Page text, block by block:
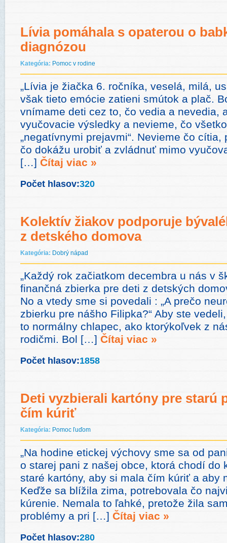
Lívia pomáhala s opaterou o
diagnózou
Kategória: Pomoc v rodine
„Lívia je žiačka 6. ročníka, veselá, milá,
však tieto emócie zatieni smútok a plač.
vnímame deti cez to, čo vedia a nevedia,
vyučovacie výsledky a nevieme, čo
„negatívnymi prejavmi“. Nevieme čo cítia,
čo dokážu urobiť a zvládnuť mimo
[…] Čítaj viac »
Počet hlasov:320
Kolektív žiakov podporuje
z detského domova
Kategória: Dobrý nápad
„Každý rok začiatkom decembra u nás v
finančná zbierka pre deti z detských
No a vtedy sme si povedali : „A prečo
zbierku pre nášho Filipka?“ Aby ste
to normálny chlapec, ako ktorýkoľvek z
rodičmi. Bol […] Čítaj viac »
Počet hlasov:1858
Deti vyzbierali kartóny pre starú
čím kúriť
Kategória: Pomoc ľuďom
„Na hodine etickej výchovy sme sa od
o starej pani z našej obce, ktorá chodí do
staré kartóny, aby si mala čím kúriť a aby
Keďže sa blížila zima, potrebovala čo
kúrenie. Nemala to ľahké, pretože žila
problémy a pri […] Čítaj viac »
Počet hlasov:280